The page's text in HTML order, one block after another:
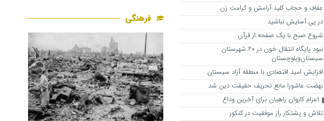
عفاف و حجاب کلید آرامش و کرامت زن
در پی آسایش نباشید
شروع صبح با یک صفحه از قرآن
نبود پایگاه انتقال خون در ۲۰ شهرستان
سیستان‌و‌بلوچستان
افزایش امید اقتصادی با منطقه آزاد سیستان
نهضت عاشورا مانع تحریف حقیقت دین شد
اعزام کاروان راهیان برای آخرین وداع
تلاش و پشتکار راز موفقیت در کنکور
فرهنگی